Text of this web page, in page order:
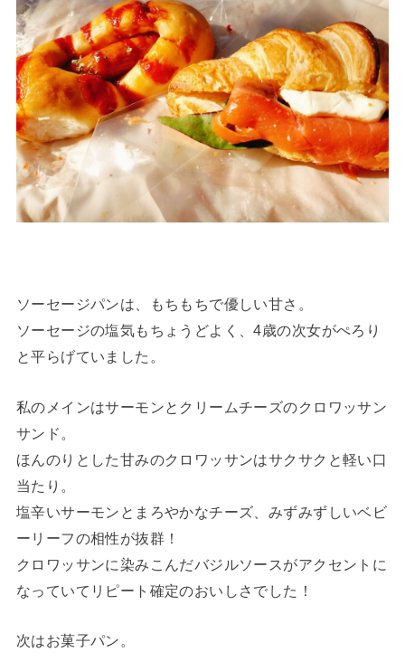
ソーセージパンは、もちもちで優しい甘さ。
ソーセージの塩気もちょうどよく、4歳の次女がぺろり
と平らげていました。
私のメインはサーモンとクリームチーズのクロワッサン
サンド。
ほんのりとした甘みのクロワッサンはサクサクと軽い口
当たり。
塩辛いサーモンとまろやかなチーズ、みずみずしいベビ
ーリーフの相性が抜群！
クロワッサンに染みこんだバジルソースがアクセントに
なっていてリピート確定のおいしさでした！
次はお菓子パン。